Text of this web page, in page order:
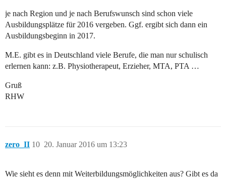
je nach Region und je nach Berufswunsch sind schon viele
Ausbildungsplätze für 2016 vergeben. Ggf. ergibt sich dann ein
Ausbildungsbeginn in 2017.
M.E. gibt es in Deutschland viele Berufe, die man nur schulisch
erlernen kann: z.B. Physiotherapeut, Erzieher, MTA, PTA …
Gruß
RHW
zero_II 20. Januar 2016 um 13:23
10
Wie sieht es denn mit Weiterbildungsmöglichkeiten aus? Gibt es da